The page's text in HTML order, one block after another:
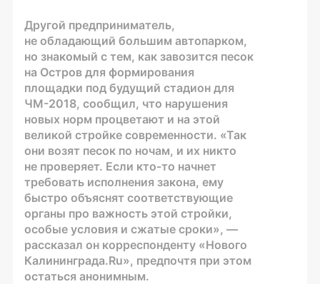
Другой предприниматель,
не обладающий большим автопарком,
но знакомый с тем, как завозится песок
на Остров для формирования
площадки под будущий стадион для
ЧМ-2018, сообщил, что нарушения
новых норм процветают и на этой
великой стройке современности. «Так
они возят песок по ночам, и их никто
не проверяет. Если кто-то начнет
требовать исполнения закона, ему
быстро объяснят соответствующие
органы про важность этой стройки,
особые условия и сжатые сроки», —
рассказал он корреспонденту «Нового
Калининграда.Ru», предпочтя при этом
остаться анонимным.